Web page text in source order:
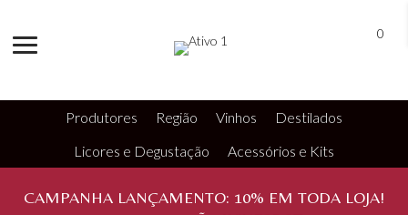
0
Produtores Região Vinhos
Destilados
Licores e Degustação
Acessórios e Kits
CAMPANHA LANÇAMENTO: 10% EM TODA LOJA!